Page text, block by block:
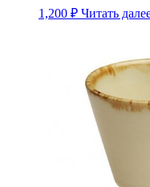
1,200 ₽ Читать